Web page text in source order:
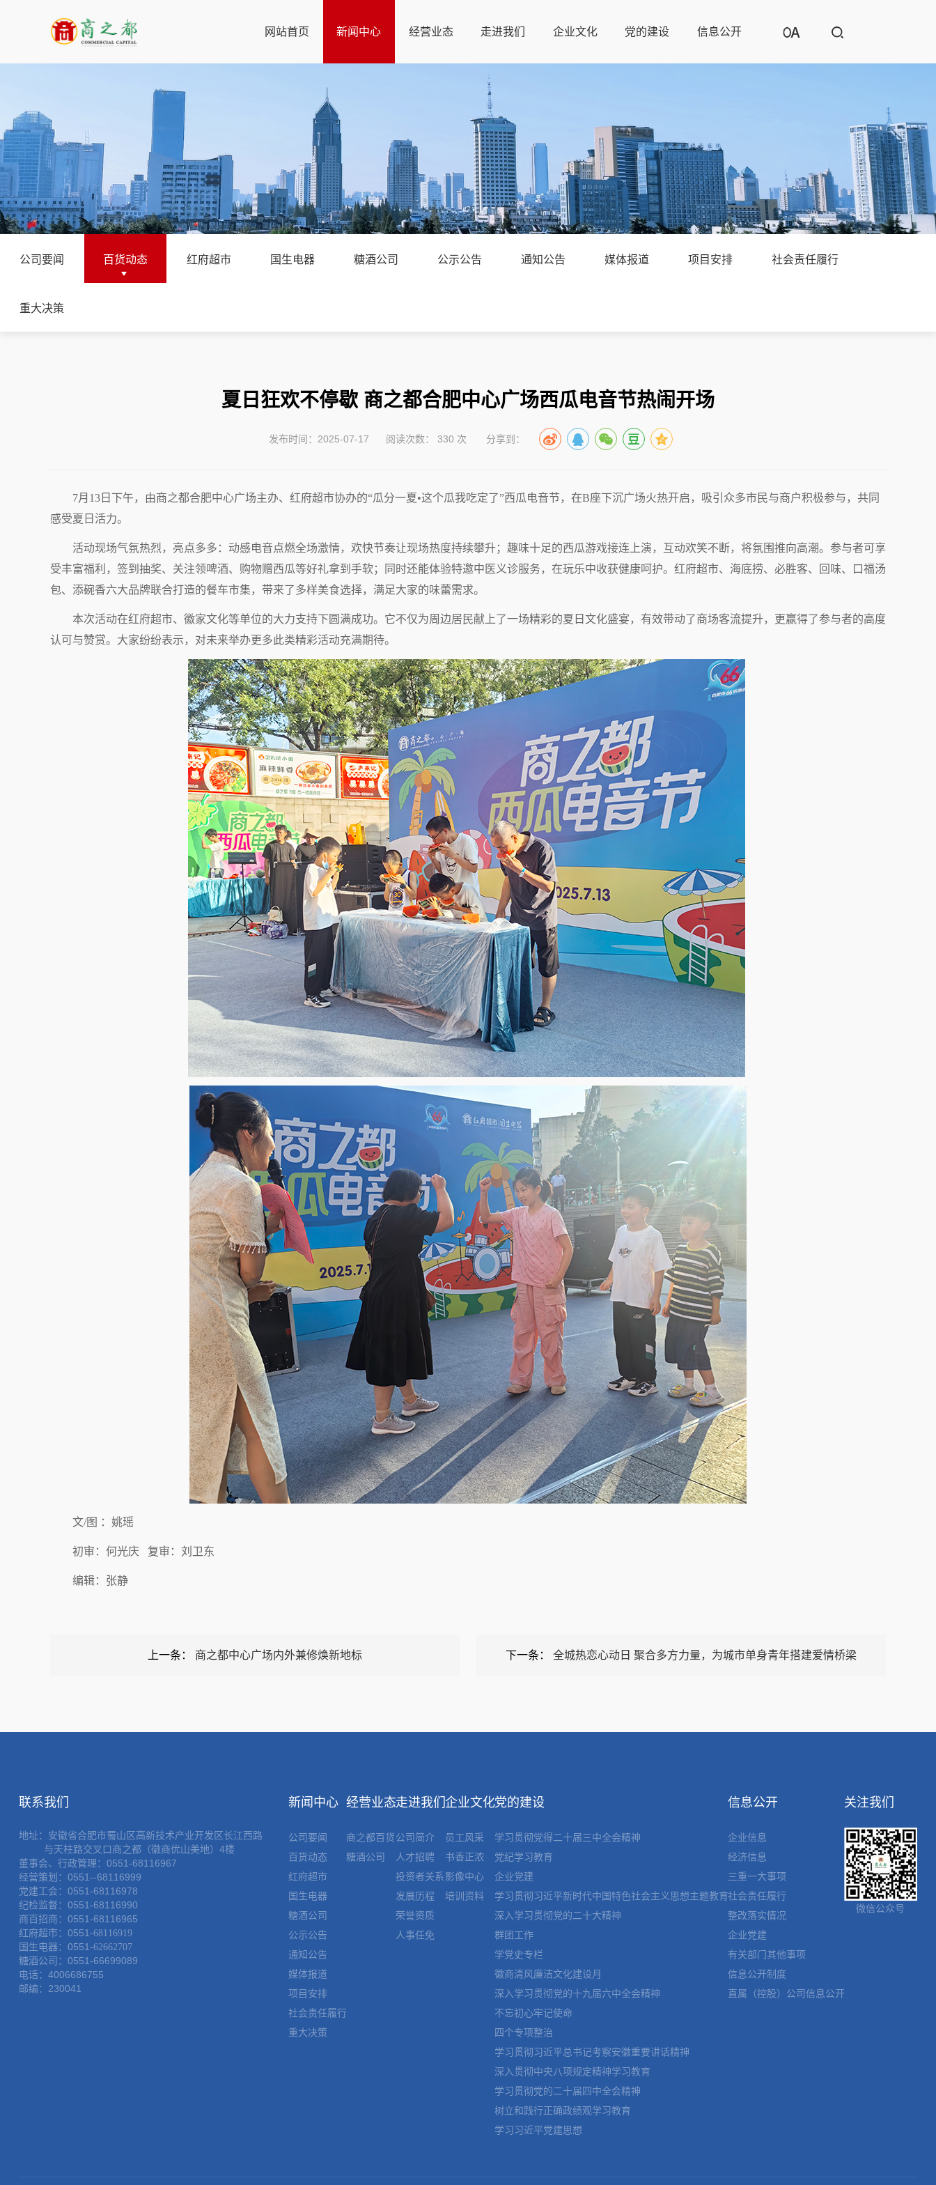
网站首页 新闻中心 经营业态 走进我们 企业文化 党的建设 信息公开
公司要闻 百货动态 红府超市 国生电器 糖酒公司 公示公告 通知公告 媒体报道 项目安排 社会责任履行
重大决策
夏日狂欢不停歇 商之都合肥中心广场西瓜电音节热闹开场
发布时间：2025-07-17 阅读次数： 330 次 分享到：
7月13日下午，由商之都合肥中心广场主办、红府超市协办的“瓜分一夏•这个瓜我吃定了”西瓜电音节，在B座下沉广场火热开启，吸引众多市民与商户积极参与，共同
感受夏日活力。
活动现场气氛热烈，亮点多多：动感电音点燃全场激情，欢快节奏让现场热度持续攀升；趣味十足的西瓜游戏接连上演，互动欢笑不断，将氛围推向高潮。参与者可享
受丰富福利，签到抽奖、关注领啤酒、购物赠西瓜等好礼拿到手软；同时还能体验特邀中医义诊服务，在玩乐中收获健康呵护。红府超市、海底捞、必胜客、回味、口福汤
包、添碗香六大品牌联合打造的餐车市集，带来了多样美食选择，满足大家的味蕾需求。
本次活动在红府超市、徽家文化等单位的大力支持下圆满成功。它不仅为周边居民献上了一场精彩的夏日文化盛宴，有效带动了商场客流提升，更赢得了参与者的高度
认可与赞赏。大家纷纷表示，对未来举办更多此类精彩活动充满期待。
文/图 ：姚瑶
初审：何光庆 复审：刘卫东
编辑：张静
上一条： 商之都中心广场内外兼修焕新地标 下一条： 全城热恋心动日 聚合多方力量，为城市单身青年搭建爱情桥梁
联系我们
地址： 安徽省合肥市蜀山区高新技术产业开发区长江西路
与天柱路交叉口商之都（徽商优山美地）4楼
董事会、行政管理：0551-68116967
经营策划：0551--68116999
党建工会：0551-68116978
纪检监督：0551-68116990
商百招商：0551-68116965
红府超市：0551-68116919
国生电器：0551-62662707
糖酒公司：0551-66699089
电话：4006686755
邮编：230041
新闻中心
公司要闻
百货动态
红府超市
国生电器
糖酒公司
公示公告
通知公告
媒体报道
项目安排
社会责任履行
重大决策
经营业态
商之都百货
糖酒公司
走进我们
公司简介
人才招聘
投资者关系
发展历程
荣誉资质
人事任免
企业文化
员工风采
书香正浓
影像中心
培训资料
党的建设
学习贯彻党得二十届三中全会精神
党纪学习教育
企业党建
学习贯彻习近平新时代中国特色社会主义思想主题教育
深入学习贯彻党的二十大精神
群团工作
学党史专栏
徽商清风廉洁文化建设月
深入学习贯彻党的十九届六中全会精神
不忘初心牢记使命
四个专项整治
学习贯彻习近平总书记考察安徽重要讲话精神
深入贯彻中央八项规定精神学习教育
学习贯彻党的二十届四中全会精神
树立和践行正确政绩观学习教育
学习习近平党建思想
信息公开
企业信息
经济信息
三重一大事项
社会责任履行
整改落实情况
企业党建
有关部门其他事项
信息公开制度
直属（控股）公司信息公开
关注我们
微信公众号